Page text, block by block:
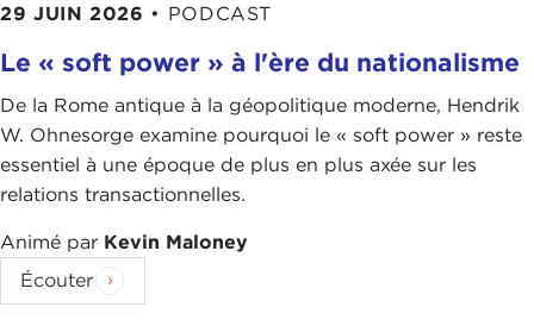
29 JUIN 2026 • PODCAST
Le « soft power » à l'ère du nationalisme
De la Rome antique à la géopolitique moderne, Hendrik
W. Ohnesorge examine pourquoi le « soft power » reste
essentiel à une époque de plus en plus axée sur les
relations transactionnelles.
Animé par Kevin Maloney
Écouter